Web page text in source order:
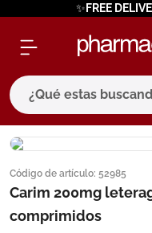
✨FREE
¿Qué estas buscando?
Código de artículo: 52985
Carim 200mg
comprimidos
términos más
1. eucerin